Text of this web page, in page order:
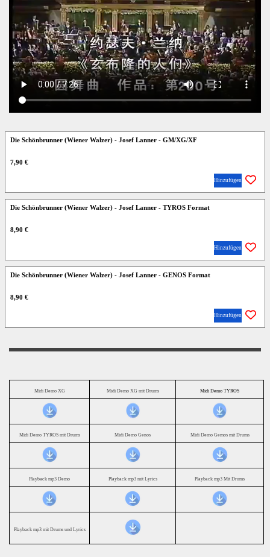
Die Schönbrunner (Wiener Walzer) - Josef Lanner - GM/XG/XF
7,90 €
Hinzufügen
Die Schönbrunner (Wiener Walzer) - Josef Lanner - TYROS Format
8,90 €
Hinzufügen
Die Schönbrunner (Wiener Walzer) - Josef Lanner - GENOS Format
8,90 €
Hinzufügen
Midi Demo XG Midi Demo XG mit Drums Midi Demo TYROS
Midi Demo TYROS mit Drums Midi Demo Genos Midi Demo Gemos mit Drums
Playback mp3 Demo Playback mp3 mit Lyrics Playback mp3 Mit Drums
Playback mp3 mit Drums und Lyrics